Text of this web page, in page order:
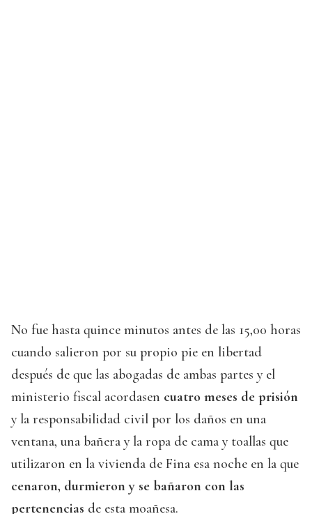
No fue hasta quince minutos antes de las 15,00 horas
cuando salieron por su propio pie en libertad
después de que las abogadas de ambas partes y el
ministerio fiscal acordasen cuatro meses de prisión
y la responsabilidad civil por los daños en una
ventana, una bañera y la ropa de cama y toallas que
utilizaron en la vivienda de Fina esa noche en la que
cenaron, durmieron y se bañaron con las
pertenencias de esta moañesa.